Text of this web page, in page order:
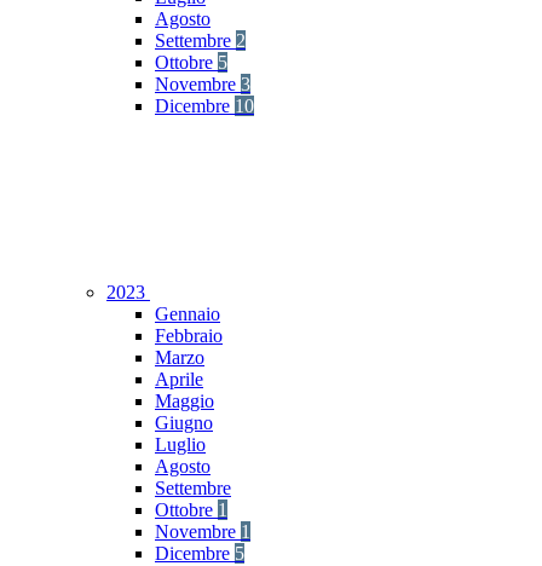
Agosto
Settembre 2
Ottobre 5
Novembre 3
Dicembre 10
2023
Gennaio
Febbraio
Marzo
Aprile
Maggio
Giugno
Luglio
Agosto
Settembre
Ottobre 1
Novembre 1
Dicembre 5